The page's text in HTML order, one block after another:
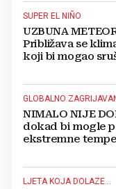
SUPER EL NIÑO
UZBUNA
Približava se
koji bi mogao
GLOBALNO
NIMALO NIJE
dokad bi mogle
ekstremne
LJETA KOJA DOLAZE...